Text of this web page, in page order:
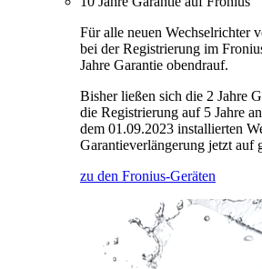
Für alle neuen Wechselrichter
bei der Registrierung im
Jahre Garantie obendrauf.
Bisher ließen sich die 2 Jahre
die Registrierung auf 5 Jahre
dem 01.09.2023 installierten
Garantieverlängerung jetzt auf
zu den Fronius-Geräten